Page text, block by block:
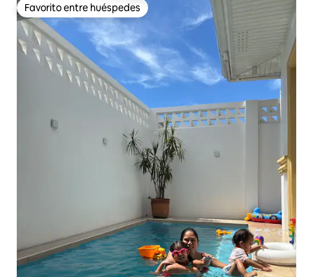
Favorito entre huéspedes
Favorito entre huéspedes